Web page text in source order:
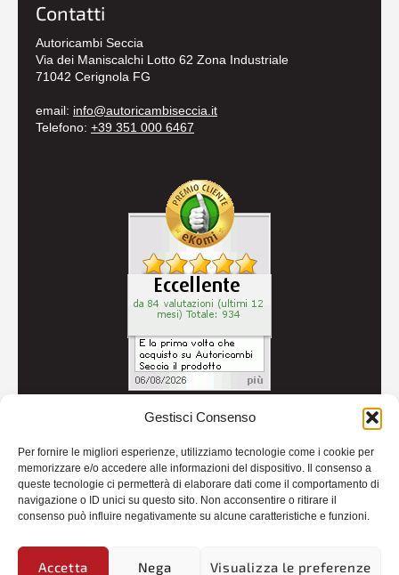
Gestisci Consenso
Per fornire le migliori esperienze, utilizziamo tecnologie come i cookie per
memorizzare e/o accedere alle informazioni del dispositivo. Il consenso a
queste tecnologie ci permetterà di elaborare dati come il comportamento di
navigazione o ID unici su questo sito. Non acconsentire o ritirare il
consenso può influire negativamente su alcune caratteristiche e funzioni.
Accetta Nega Visualizza le preferenze
Contatti
Autoricambi Seccia
Via dei Maniscalchi Lotto 62 Zona Industriale
71042 Cerignola FG
email: info@autoricambiseccia.it
Telefono: +39 351 000 6467
Credits